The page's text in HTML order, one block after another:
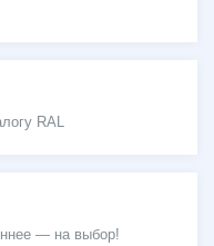
RAL
— на выбор!